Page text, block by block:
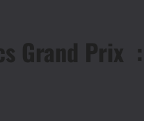
Grand Prix :